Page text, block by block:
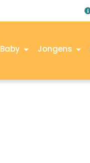
Baby Jongens